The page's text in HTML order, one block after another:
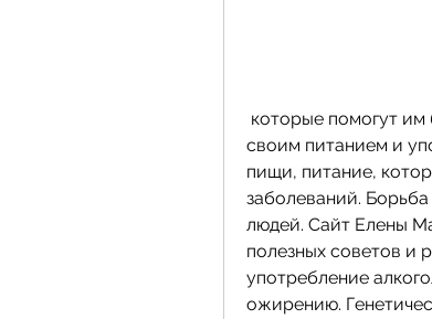
своим питанием и
пищи, питание,
заболеваний.
людей. Сайт Елены
полезных советов и
употребление
ожирению.